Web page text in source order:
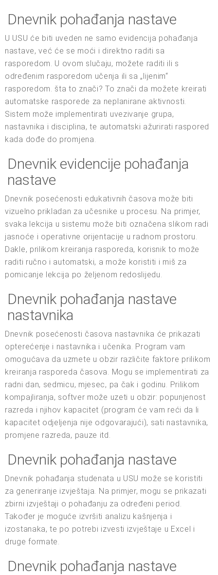
Dnevnik pohađanja nastave
U USU će biti uveden ne samo evidencija pohađanja
nastave, već će se moći i direktno raditi sa
rasporedom. U ovom slučaju, možete raditi ili s
određenim rasporedom učenja ili sa „lijenim“
rasporedom. šta to znači? To znači da možete kreirati
automatske rasporede za neplanirane aktivnosti.
Sistem može implementirati uvezivanje grupa,
nastavnika i disciplina, te automatski ažurirati raspored
kada dođe do promjena.
Dnevnik evidencije pohađanja
nastave
Dnevnik posećenosti edukativnih časova može biti
vizuelno prikladan za učesnike u procesu. Na primjer,
svaka lekcija u sistemu može biti označena slikom radi
jasnoće i operativne orijentacije u radnom prostoru.
Dakle, prilikom kreiranja rasporeda, korisnik to može
raditi ručno i automatski, a može koristiti i miš za
pomicanje lekcija po željenom redoslijedu.
Dnevnik pohađanja nastave
nastavnika
Dnevnik posećenosti časova nastavnika će prikazati
opterećenje i nastavnika i učenika. Program vam
omogućava da uzmete u obzir različite faktore prilikom
kreiranja rasporeda časova. Mogu se implementirati za
radni dan, sedmicu, mjesec, pa čak i godinu. Prilikom
kompajliranja, softver može uzeti u obzir: popunjenost
razreda i njihov kapacitet (program će vam reći da li
kapacitet odjeljenja nije odgovarajući), sati nastavnika,
promjene razreda, pauze itd.
Dnevnik pohađanja nastave
Dnevnik pohađanja studenata u USU može se koristiti
za generiranje izvještaja. Na primjer, mogu se prikazati
zbirni izvještaji o pohađanju za određeni period.
Također je moguće izvršiti analizu kašnjenja i
izostanaka, te po potrebi izvesti izvještaje u Excel i
druge formate.
Dnevnik pohađanja nastave